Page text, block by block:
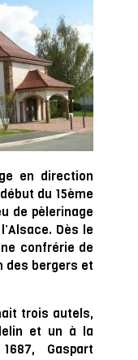
en direction
du 15ème
de pèlerinage
Dès le
confrérie de
des bergers et
trois autels,
et un à la
Gaspart